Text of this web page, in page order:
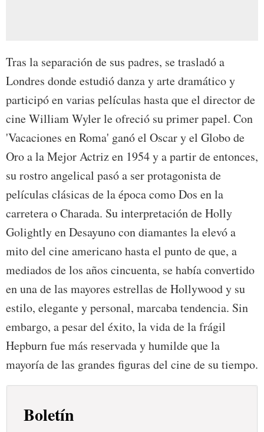
Tras la separación de sus padres, se trasladó a
Londres donde estudió danza y arte dramático y
participó en varias películas hasta que el director de
cine William Wyler le ofreció su primer papel. Con
'Vacaciones en Roma' ganó el Oscar y el Globo de
Oro a la Mejor Actriz en 1954 y a partir de entonces,
su rostro angelical pasó a ser protagonista de
películas clásicas de la época como Dos en la
carretera o Charada. Su interpretación de Holly
Golightly en Desayuno con diamantes la elevó a
mito del cine americano hasta el punto de que, a
mediados de los años cincuenta, se había convertido
en una de las mayores estrellas de Hollywood y su
estilo, elegante y personal, marcaba tendencia. Sin
embargo, a pesar del éxito, la vida de la frágil
Hepburn fue más reservada y humilde que la
mayoría de las grandes figuras del cine de su tiempo.
Boletín